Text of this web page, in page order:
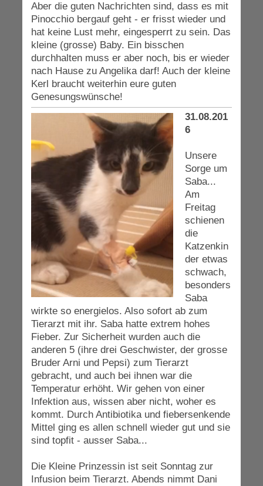
Aber die guten Nachrichten sind, dass es mit
Pinocchio bergauf geht - er frisst wieder und
hat keine Lust mehr, eingesperrt zu sein. Das
kleine (grosse) Baby. Ein bisschen
durchhalten muss er aber noch, bis er wieder
nach Hause zu Angelika darf! Auch der kleine
Kerl braucht weiterhin eure guten
Genesungswünsche!
31.08.201
6
Unsere
Sorge um
Saba...
Am
Freitag
schienen
die
Katzenkin
der etwas
schwach,
besonders
Saba
wirkte so energielos. Also sofort ab zum
Tierarzt mit ihr. Saba hatte extrem hohes
Fieber. Zur Sicherheit wurden auch die
anderen 5 (ihre drei Geschwister, der grosse
Bruder Arni und Pepsi) zum Tierarzt
gebracht, und auch bei ihnen war die
Temperatur erhöht. Wir gehen von einer
Infektion aus, wissen aber nicht, woher es
kommt. Durch Antibiotika und fiebersenkende
Mittel ging es allen schnell wieder gut und sie
sind topfit - ausser Saba...
Die Kleine Prinzessin ist seit Sonntag zur
Infusion beim Tierarzt. Abends nimmt Dani